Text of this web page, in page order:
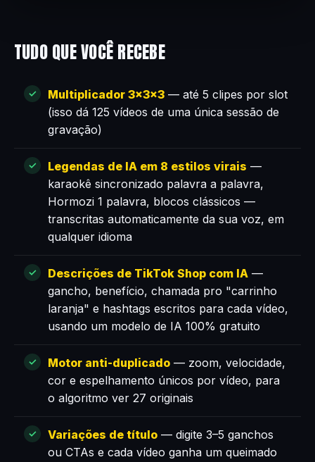
TUDO QUE VOCÊ RECEBE
Multiplicador 3×3×3 — até 5 clipes por slot
(isso dá 125 vídeos de uma única sessão de
gravação)
Legendas de IA em 8 estilos virais —
karaokê sincronizado palavra a palavra,
Hormozi 1 palavra, blocos clássicos —
transcritas automaticamente da sua voz, em
qualquer idioma
Descrições de TikTok Shop com IA —
gancho, benefício, chamada pro "carrinho
laranja" e hashtags escritos para cada vídeo,
usando um modelo de IA 100% gratuito
Motor anti-duplicado — zoom, velocidade,
cor e espelhamento únicos por vídeo, para
o algoritmo ver 27 originais
Variações de título — digite 3–5 ganchos
ou CTAs e cada vídeo ganha um queimado